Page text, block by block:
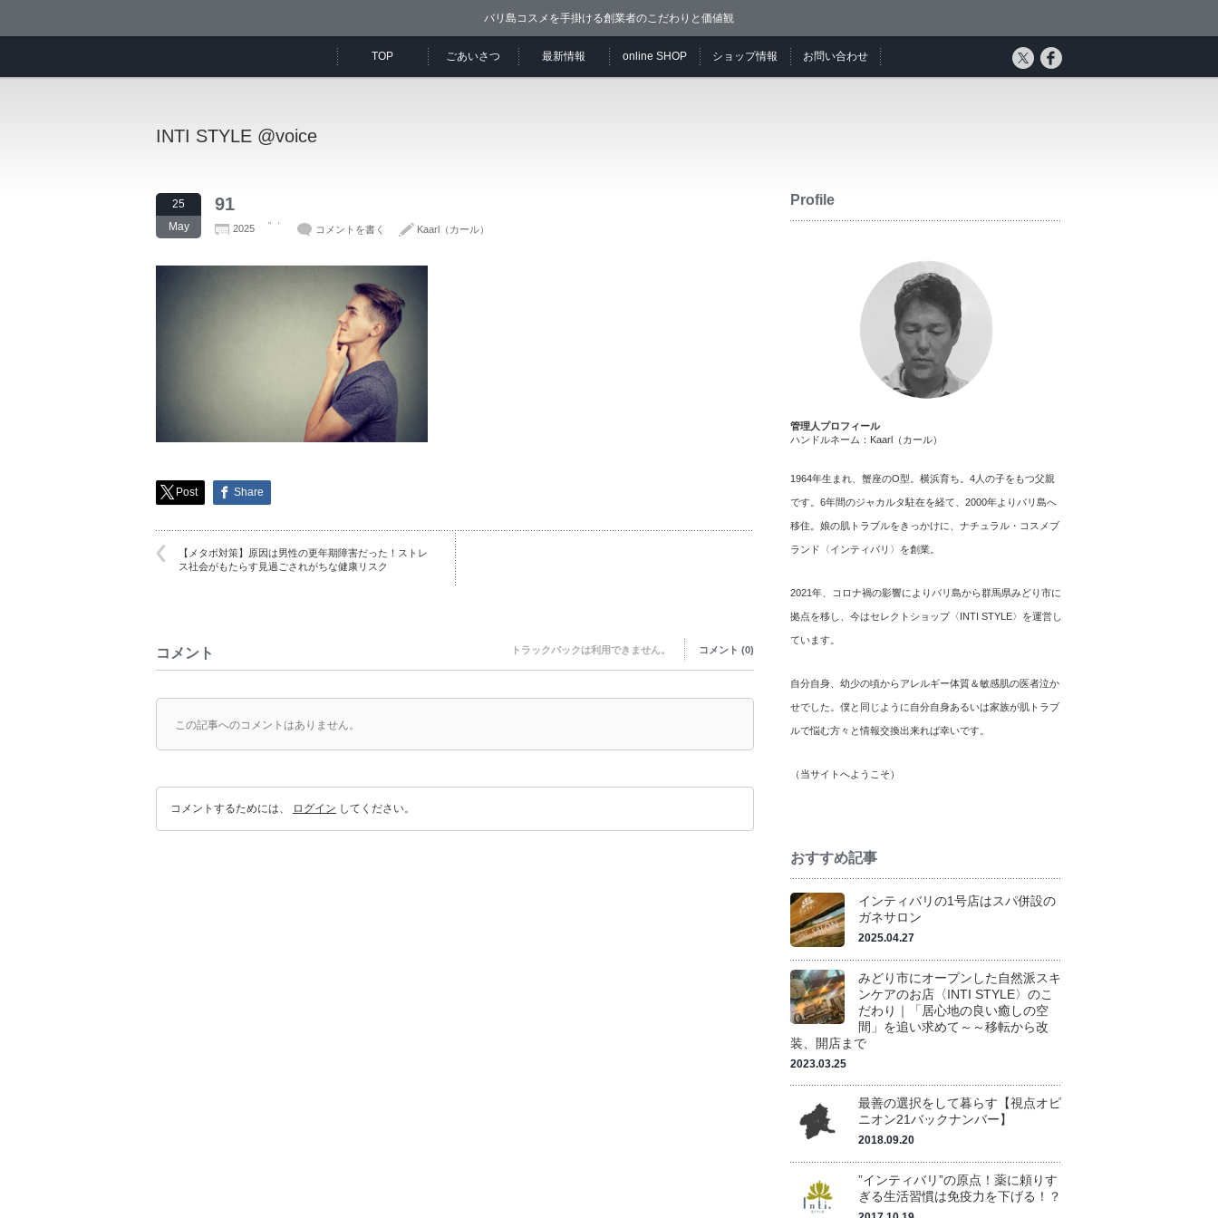
バリ島コスメを手掛ける創業者のこだわりと価値観
TOP ごあいさつ 最新情報 online SHOP ショップ情報 お問い合わせ
INTI STYLE @voice
25
May
91
2025 コメントを書く Kaarl（カール）
Post Share
【メタボ対策】原因は男性の更年期障害だった！ストレ
ス社会がもたらす見過ごされがちな健康リスク
コメント トラックバックは利用できません。 コメント (0)
この記事へのコメントはありません。
コメントするためには、 ログイン してください。
Profile
管理人プロフィール
ハンドルネーム：Kaarl（カール）
1964年生まれ、蟹座のO型。横浜育ち。4人の子をもつ父親
です。6年間のジャカルタ駐在を経て、2000年よりバリ島へ
移住。娘の肌トラブルをきっかけに、ナチュラル・コスメブ
ランド〈インティバリ〉を創業。
2021年、コロナ禍の影響によりバリ島から群馬県みどり市に
拠点を移し、今はセレクトショップ〈INTI STYLE〉を運営し
ています。
自分自身、幼少の頃からアレルギー体質＆敏感肌の医者泣か
せでした。僕と同じように自分自身あるいは家族が肌トラブ
ルで悩む方々と情報交換出来れば幸いです。
（ 当サイトへようこそ ）
おすすめ記事
インティバリの1号店はスパ併設の
ガネサロン
2025.04.27
みどり市にオープンした自然派スキ
ンケアのお店〈INTI STYLE〉のこ
だわり｜「居心地の良い癒しの空
間」を追い求めて～～移転から改
装、開店まで
2023.03.25
最善の選択をして暮らす【視点オピ
ニオン21バックナンバー】
2018.09.20
”インティバリ”の原点！薬に頼りす
ぎる生活習慣は免疫力を下げる！？